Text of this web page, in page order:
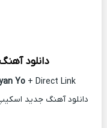
دانلود
Yo + Direct Link
دانلود آهنگ جدید